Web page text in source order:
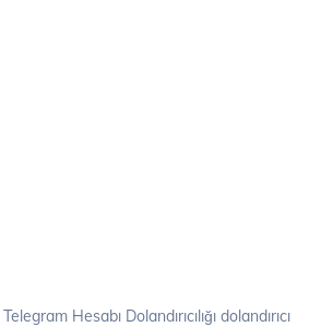
Hesabı Dolandırıcılığı dolandırıcı